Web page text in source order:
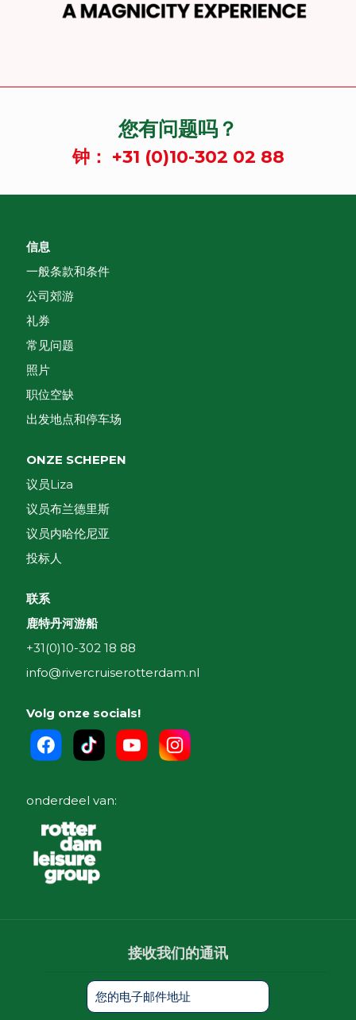
您有问题吗？
钟： +31 (0)10-302 02 88
信息
一般条款和条件
公司郊游
礼券
常见问题
照片
职位空缺
出发地点和停车场
ONZE SCHEPEN
议员Liza
议员布兰德里斯
议员内哈伦尼亚
投标人
联系
鹿特丹河游船
+31(0)10-302 18 88
info@rivercruiserotterdam.nl
Volg onze socials!
onderdeel van:
接收我们的通讯